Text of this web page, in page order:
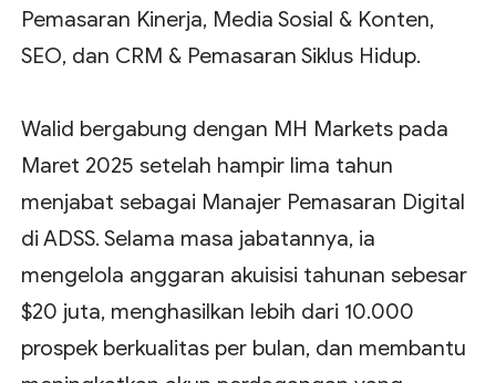
Pemasaran Kinerja, Media Sosial & Konten,
SEO, dan CRM & Pemasaran Siklus Hidup.
Walid bergabung dengan MH Markets pada
Maret 2025 setelah hampir lima tahun
menjabat sebagai Manajer Pemasaran Digital
di ADSS. Selama masa jabatannya, ia
mengelola anggaran akuisisi tahunan sebesar
$20 juta, menghasilkan lebih dari 10.000
prospek berkualitas per bulan, dan membantu